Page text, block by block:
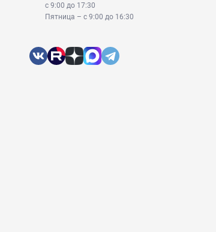
с 9:00 до 17:30
Пятница – с 9:00 до 16:30